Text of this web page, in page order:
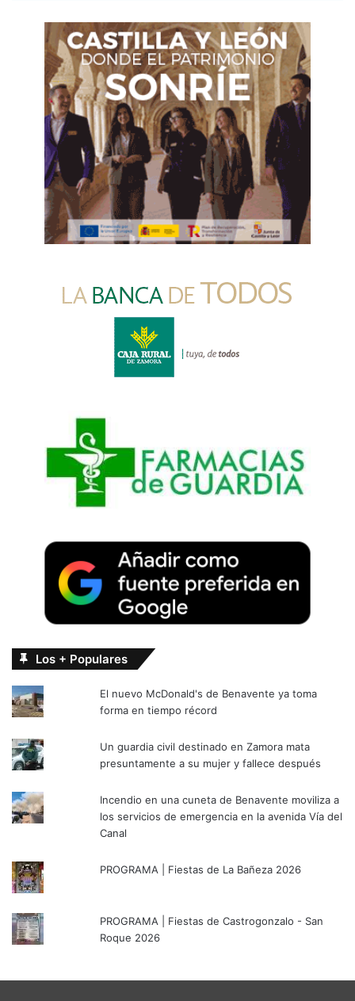
Los + Populares
El nuevo McDonald's de Benavente ya toma
forma en tiempo récord
Un guardia civil destinado en Zamora mata
presuntamente a su mujer y fallece después
Incendio en una cuneta de Benavente moviliza a
los servicios de emergencia en la avenida Vía del
Canal
PROGRAMA | Fiestas de La Bañeza 2026
PROGRAMA | Fiestas de Castrogonzalo - San
Roque 2026